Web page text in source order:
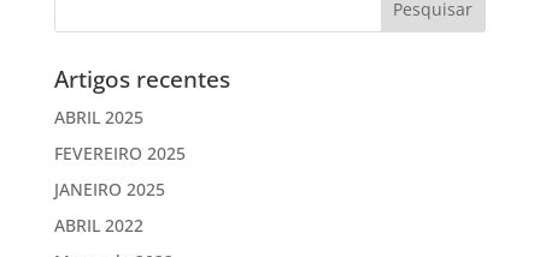
Artigos recentes
ABRIL 2025
FEVEREIRO 2025
JANEIRO 2025
ABRIL 2022